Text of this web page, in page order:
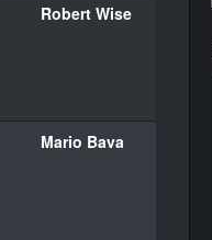
Robert Wise
Mario Bava